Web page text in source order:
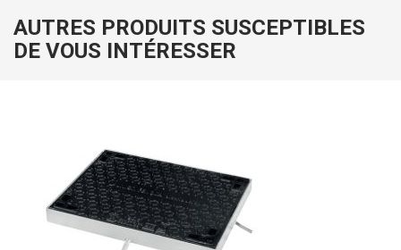
AUTRES PRODUITS SUSCEPTIBLES
DE VOUS INTÉRESSER